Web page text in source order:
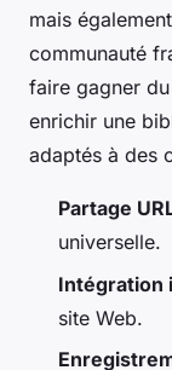
mais
communauté
faire gagner du
enrichir une
adaptés à des
Partage
universelle.
Intégration
site Web.